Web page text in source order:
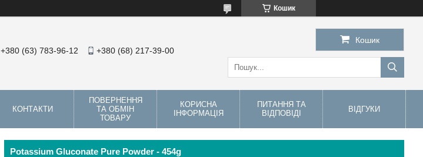
Кошик
+380 (63) 783-96-12 +380 (68) 217-39-00
Кошик
КОНТАКТИ
ПОВЕРНЕННЯ
ТА ОБМІН
ТОВАРУ
КОРИСНА
ІНФОРМАЦІЯ
ПИТАННЯ ТА
ВІДПОВІДІ
ВІДГУКИ
Potassium Gluconate Pure Powder - 454g